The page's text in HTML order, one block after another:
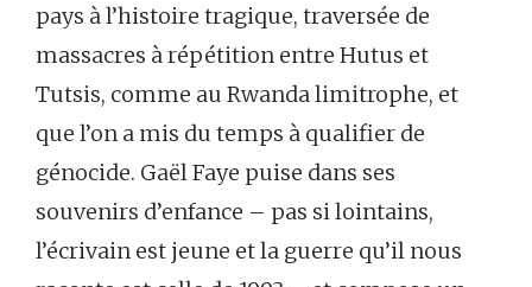
pays à l’histoire tragique, traversée de
massacres à répétition entre Hutus et
Tutsis, comme au Rwanda limitrophe, et
que l’on a mis du temps à qualifier de
génocide. Gaël Faye puise dans ses
souvenirs d’enfance – pas si lointains,
l’écrivain est jeune et la guerre qu’il nous